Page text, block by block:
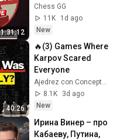
1:31:12
2026
Chess GG
11K
1d ago
New
40:26
🔥(3) Games Where
Karpov Scared
Everyone
Ajedrez con Concepto ENG
8.1K
3d ago
New
Ирина Винер – про
Кабаеву, Путина,